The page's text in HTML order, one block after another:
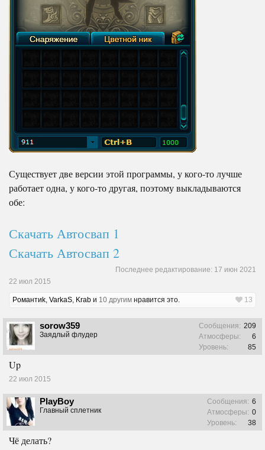
Существует две версии этой программы, у кого-то лучше
работает одна, у кого-то другая, поэтому выкладываются
обе:
Скачать Автосвап 1
Скачать Автосвап 2
Последнее редактирование: 17 июн 2021
22 июл 2015
Pомантиk, VarkaS, Krab и 10 другим нравится это. 13
sorow359
Заядлый флудер
Сообщения: 209
Атмосферы:
6
Уровень:
85
Up
22 июл 2015
PlayBoy
Главный сплетник
Сообщения: 6
Атмосферы: 0
Уровень:
38
Чё делать?